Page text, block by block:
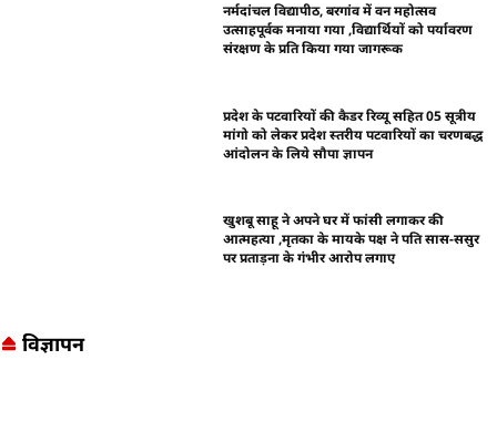
नर्मदांचल विद्यापीठ, बरगांव में वन महोत्सव
उत्साहपूर्वक मनाया गया ,विद्यार्थियों को पर्यावरण
संरक्षण के प्रति किया गया जागरूक
प्रदेश के पटवारियों की कैडर रिव्यू सहित 05 सूत्रीय
मांगो को लेकर प्रदेश स्तरीय पटवारियों का चरणबद्ध
आंदोलन के लिये सौपा ज्ञापन
खुशबू साहू ने अपने घर में फांसी लगाकर की
आत्महत्या ,मृतका के मायके पक्ष ने पति सास-ससुर
पर प्रताड़ना के गंभीर आरोप लगाए
विज्ञापन